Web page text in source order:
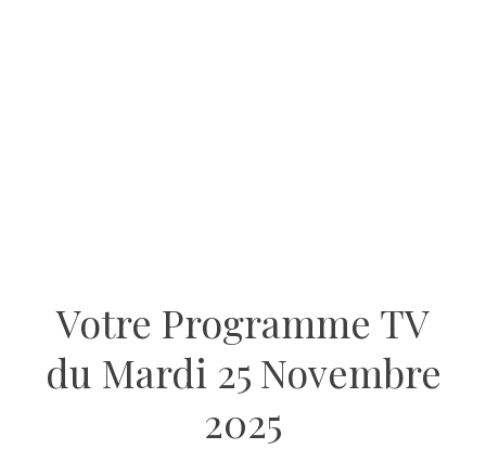
Votre Programme TV
du Mardi 25 Novembre
2025